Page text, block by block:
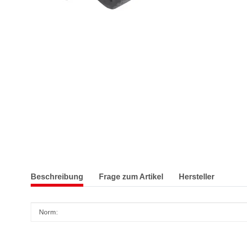
Beschreibung Frage zum Artikel Hersteller
Produkteigenschaft
Wert
Norm: